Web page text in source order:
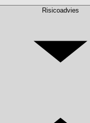
Risicoadvies